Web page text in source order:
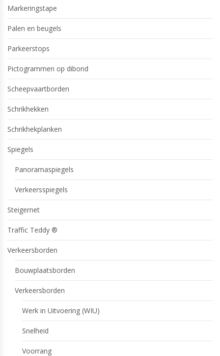
Markeringstape
Palen en beugels
Parkeerstops
Pictogrammen op dibond
Scheepvaartborden
Schrikhekken
Schrikhekplanken
Spiegels
Panoramaspiegels
Verkeersspiegels
Steigernet
Traffic Teddy ®
Verkeersborden
Bouwplaatsborden
Verkeersborden
Werk in Uitvoering (WIU)
Snelheid
Voorrang